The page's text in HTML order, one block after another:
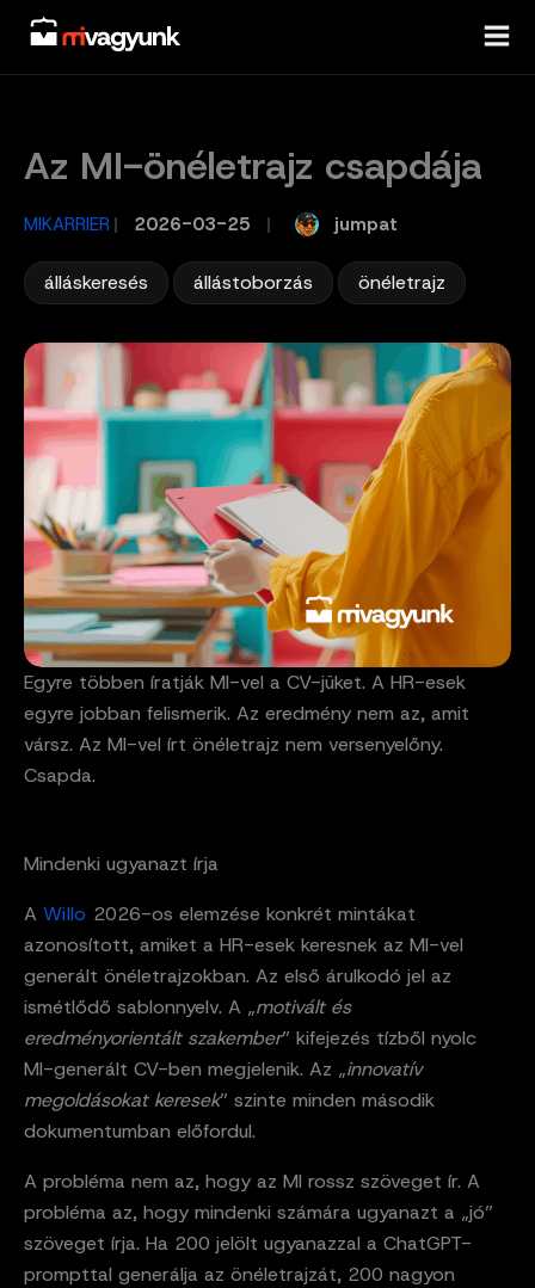
Skip
content
Az MI-önéletrajz csapdája
MIKARRIER / 2026-03-25 jumpat
álláskeresés állástoborzás önéletrajz
Egyre többen íratják MI-vel a CV-jüket. A HR-esek
egyre jobban felismerik. Az eredmény nem az, amit
vársz. Az MI-vel írt önéletrajz nem versenyelőny.
Csapda.
Mindenki ugyanazt írja
A Willo 2026-os elemzése konkrét mintákat
azonosított, amiket a HR-esek keresnek az MI-vel
generált önéletrajzokban. Az első árulkodó jel az
ismétlődő sablonnyelv. A „motivált és
eredményorientált szakember” kifejezés tízből nyolc
MI-generált CV-ben megjelenik. Az „innovatív
megoldásokat keresek” szinte minden második
dokumentumban előfordul.
A probléma nem az, hogy az MI rossz szöveget ír. A
probléma az, hogy mindenki számára ugyanazt a „jó”
szöveget írja. Ha 200 jelölt ugyanazzal a ChatGPT-
prompttal generálja az önéletrajzát, 200 nagyon